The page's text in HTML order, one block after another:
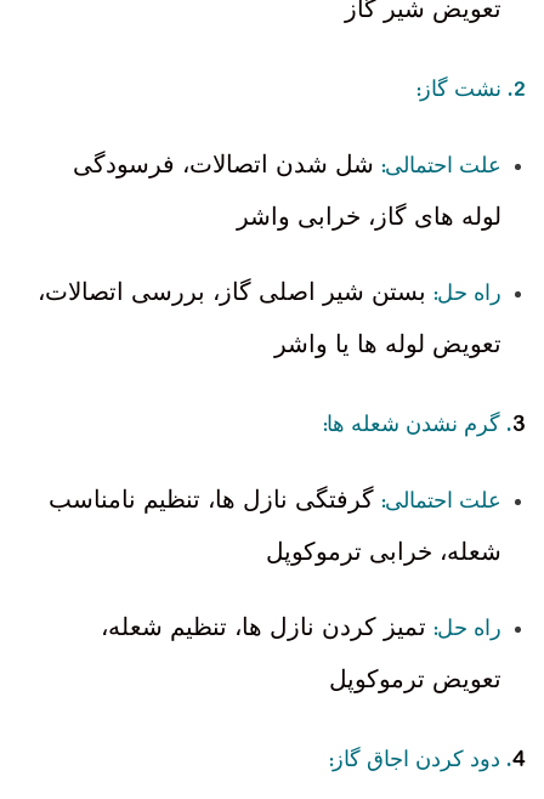
تعویض شیر گاز
2. نشت گاز:
علت احتمالی: شل شدن اتصالات، فرسودگی
لوله های گاز، خرابی واشر
راه حل: بستن شیر اصلی گاز، بررسی اتصالات،
تعویض لوله ها یا واشر
3
. گرم نشدن شعله ها:
علت احتمالی: گرفتگی نازل ها، تنظیم نامناسب
شعله، خرابی ترموکوپل
راه حل: تمیز کردن نازل ها، تنظیم شعله،
تعویض ترموکوپل
4
. دود کردن اجاق گاز: